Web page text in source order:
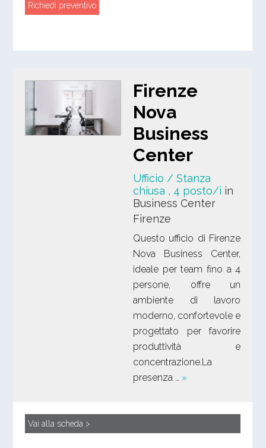
Richiedi preventivo
Firenze
Nova
Business
Center
Ufficio / Stanza
chiusa , 4 posto/i in
Business Center
Firenze
Questo ufficio di Firenze
Nova Business Center,
ideale per team fino a 4
persone, offre un
ambiente di lavoro
moderno, confortevole e
progettato per favorire
produttività e
concentrazione.La
presenza … »
Vai alla scheda >